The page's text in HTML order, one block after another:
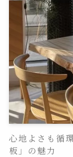
心地よさも循
板」の魅力